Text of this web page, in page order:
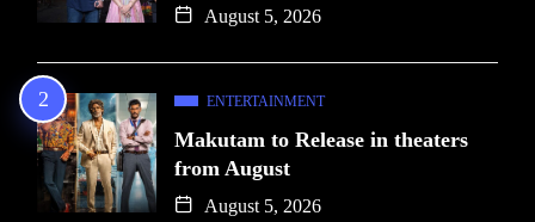
August 5, 2026
ENTERTAINMENT
Makutam to Release in theaters
from August
August 5, 2026